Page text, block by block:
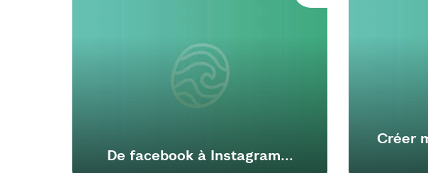
De facebook à Instagram...
Créer